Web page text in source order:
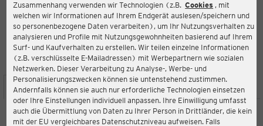
Zusammenhang verwenden wir Technologien (z.B. Cookies , mit
welchen wir Informationen auf Ihrem Endgerät auslesen/speichern und
so personenbezogene Daten verarbeiten), um Ihr Nutzungsverhalten zu
analysieren und Profile mit Nutzungsgewohnheiten basierend auf Ihrem
Surf- und Kaufverhalten zu erstellen. Wir teilen einzelne Informationen
(z.B. verschlüsselte E-Mailadressen) mit Werbepartnern wie sozialen
Netzwerken. Dieser Verarbeitung zu Analyse-, Werbe- und
Personalisierungszwecken können sie untenstehend zustimmen.
Andernfalls können sie auch nur erforderliche Technologien einsetzen
oder Ihre Einstellungen individuell anpassen. Ihre Einwilligung umfasst
auch die Übermittlung von Daten zu Ihrer Person in Drittländer, die kein
mit der EU vergleichbares Datenschutzniveau aufweisen. Falls
ERNSTING'S FAMILY FILIALE
Chausseestraße 1
15745 Wildau
3,5
Bewertung:
STANDORT SERVICES SORTIMENT AKTIONEN